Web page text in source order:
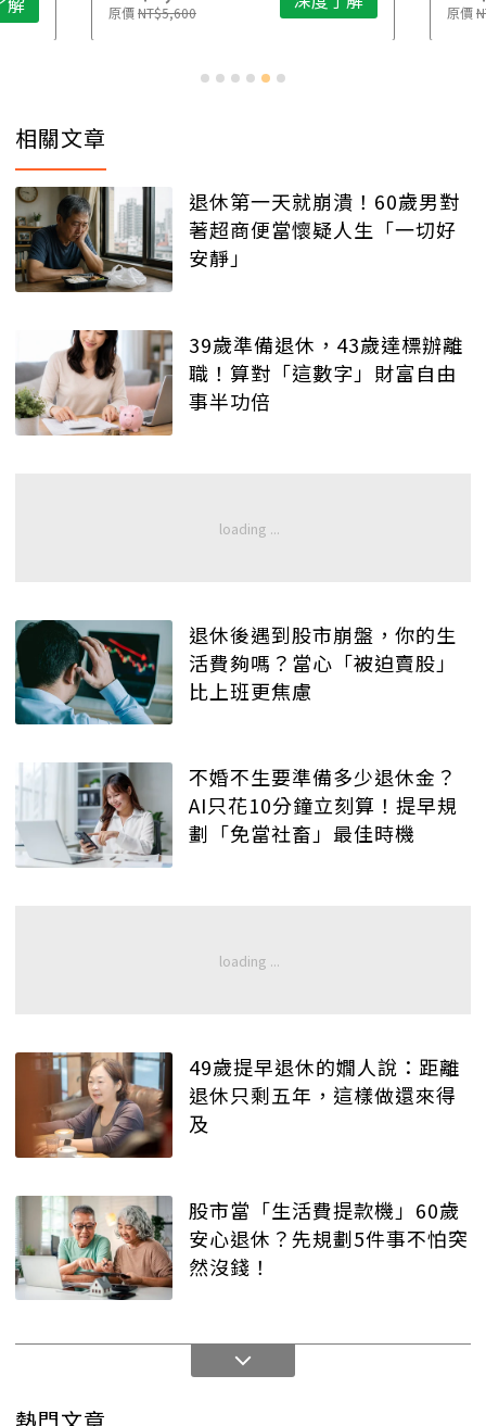
原價NT$5,600 原價
相關文章
退休第一天就崩潰！60歲男對
著超商便當懷疑人生「一切好
安靜」
39歲準備退休，43歲達標辦離
職！算對「這數字」財富自由
事半功倍
退休後遇到股市崩盤，你的生
活費夠嗎？當心「被迫賣股」
比上班更焦慮
不婚不生要準備多少退休金？
AI只花10分鐘立刻算！提早規
劃「免當社畜」最佳時機
49歲提早退休的嫺人說：距離
退休只剩五年，這樣做還來得
及
股市當「生活費提款機」60歲
安心退休？先規劃5件事不怕突
然沒錢！